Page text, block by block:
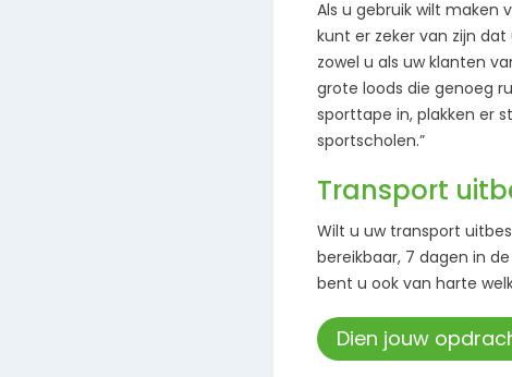
Als u gebruik wilt maken
kunt er zeker van zijn
zowel u als uw klanten
grote loods die genoeg
sporttape in, plakken er
sportscholen.”
Transport
Wilt u uw transport
bereikbaar, 7 dagen in
bent u ook van harte
Dien jouw